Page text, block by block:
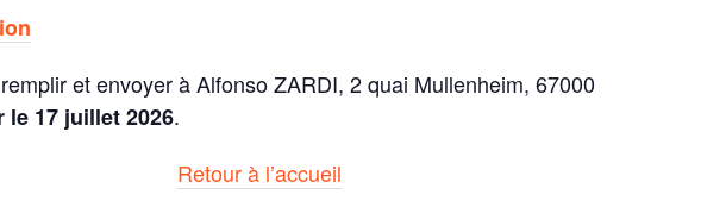
et envoyer à Alfonso ZARDI, 2 quai Mullenheim, 67000
le 17 juillet 2026.
Retour à l’accueil